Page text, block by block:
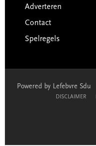
Adverteren
Contact
Spelregels
Powered by Lefebvre Sdu
DISCLAIMER